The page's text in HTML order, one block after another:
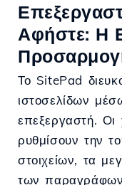
Αφήστε: Η
Το SitePad
ιστοσελίδων
επεξεργαστή.
ρυθμίσουν την
στοιχείων, τα
των παραγράφων